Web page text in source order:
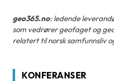
geo365.no: ledende
som vedrører geofaget og
relatert til norsk samfunnsliv
KONFERANSER